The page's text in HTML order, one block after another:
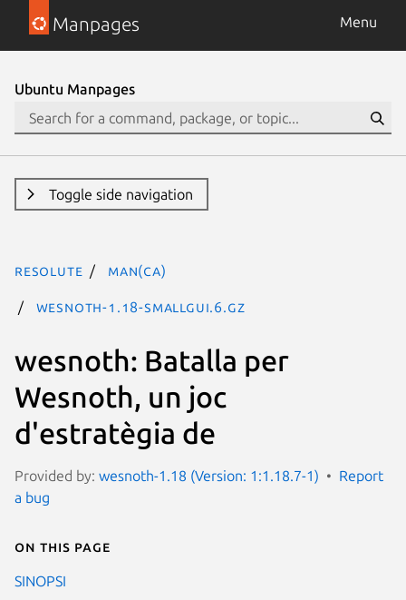
Manpages Menu
Ubuntu Manpages
Toggle side navigation
resolute man(ca)
wesnoth-1.18-smallgui.6.gz
wesnoth: Batalla per
Wesnoth, un joc
d'estratègia de
Provided by: wesnoth-1.18 (Version: 1:1.18.7-1)
Report
a bug
On this page
SINOPSI